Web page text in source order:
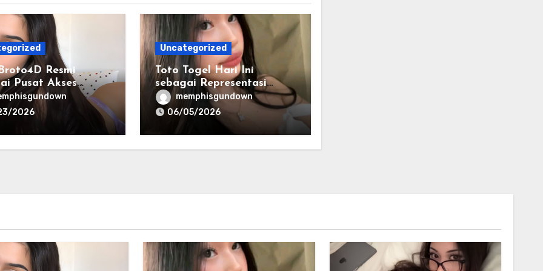
Resmi
Pusat Akses
dan Layanan
2026
Uncategorized
Toto Togel Hari Ini
sebagai Representasi
Kebutuhan Informasi
Cepat
memphisgundown
06/05/2026